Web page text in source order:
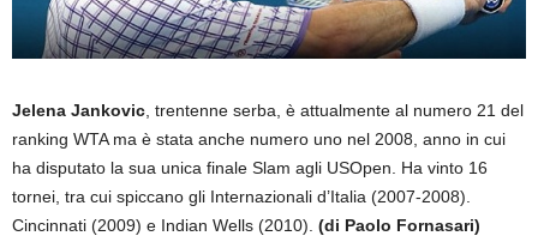
Jelena Jankovic , trentenne serba, è attualmente al numero 21 del
ranking WTA ma è stata anche numero uno nel 2008, anno in cui
ha disputato la sua unica finale Slam agli USOpen. Ha vinto 16
tornei, tra cui spiccano gli Internazionali d’Italia (2007-2008).
Cincinnati (2009) e Indian Wells (2010). (di Paolo Fornasari)